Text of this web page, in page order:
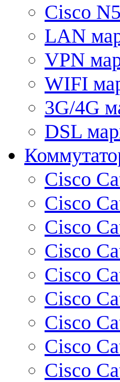
Cisco
LAN
VPN
WIFI
3G/4G
DSL
Cisco
Cisco
Cisco
Cisco
Cisco
Cisco
Cisco
Cisco
Cisco